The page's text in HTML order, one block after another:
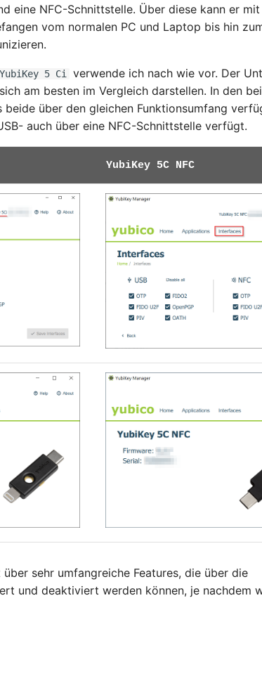
eine NFC-Schnittstelle. Über diese kann er
vom normalen PC und Laptop bis hin
YubiKey 5 Ci verwende ich nach wie vor. Der
am besten im Vergleich darstellen. In den
beide über den gleichen Funktionsumfang
auch über eine NFC-Schnittstelle verfügt.
YubiKey 5C NFC
sehr umfangreiche Features, die über die
und deaktiviert werden können, je nachdem